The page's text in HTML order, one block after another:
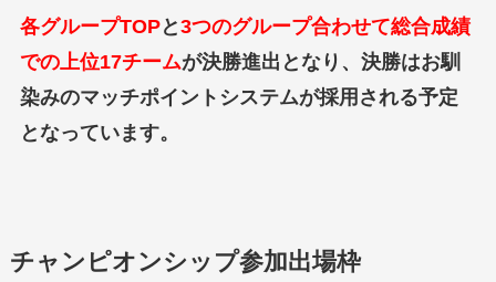
各グループTOPと3つのグループ合わせて総合成績
での上位17チームが決勝進出となり、決勝はお馴
染みのマッチポイントシステムが採用される予定
となっています。
チャンピオンシップ参加出場枠